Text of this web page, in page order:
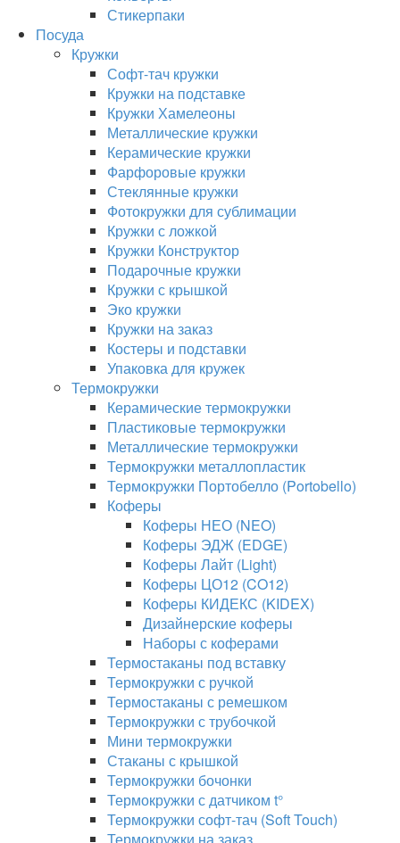
Стикерпаки
Посуда
Кружки
Софт-тач кружки
Кружки на подставке
Кружки Хамелеоны
Металлические кружки
Керамические кружки
Фарфоровые кружки
Стеклянные кружки
Фотокружки для сублимации
Кружки с ложкой
Кружки Конструктор
Подарочные кружки
Кружки с крышкой
Эко кружки
Кружки на заказ
Костеры и подставки
Упаковка для кружек
Термокружки
Керамические термокружки
Пластиковые термокружки
Металлические термокружки
Термокружки металлопластик
Термокружки Портобелло (Portobello)
Коферы
Коферы НЕО (NEO)
Коферы ЭДЖ (EDGE)
Коферы Лайт (Light)
Коферы ЦО12 (CO12)
Коферы КИДЕКС (KIDEX)
Дизайнерские коферы
Наборы с коферами
Термостаканы под вставку
Термокружки с ручкой
Термостаканы с ремешком
Термокружки с трубочкой
Мини термокружки
Стаканы с крышкой
Термокружки бочонки
Термокружки с датчиком t°
Термокружки софт-тач (Soft Touch)